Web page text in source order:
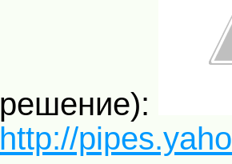
решение):
http://